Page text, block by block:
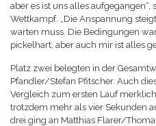
aber es ist uns alles
Wettkampf. „Die Anspannung
warten muss. Die Bedingungen
pickelhart, aber auch mir ist alles
Platz zwei belegten in der
Pfandler/Stefan Pfitscher. Auch
Vergleich zum ersten Lauf
trotzdem mehr als vier Sekunden
drei ging an Matthias Flarer/